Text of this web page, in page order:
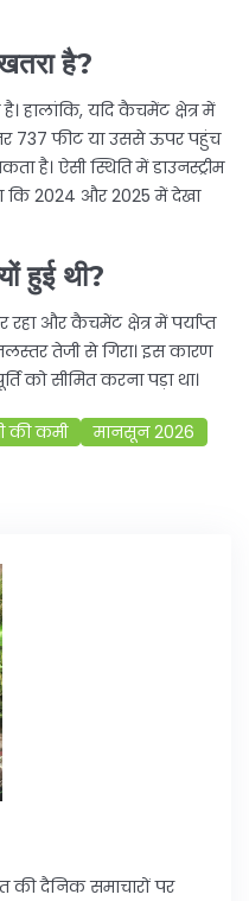
है?
हालांकि, यदि कैचमेंट क्षेत्र में
737 फीट या उससे ऊपर पहुंच
है। ऐसी स्थिति में डाउनस्ट्रीम
कि 2024 और 2025 में देखा
हुई थी?
और कैचमेंट क्षेत्र में पर्याप्त
तेजी से गिरा। इस कारण
को सीमित करना पड़ा था।
की कमी
मानसून 2026
की दैनिक समाचारों पर